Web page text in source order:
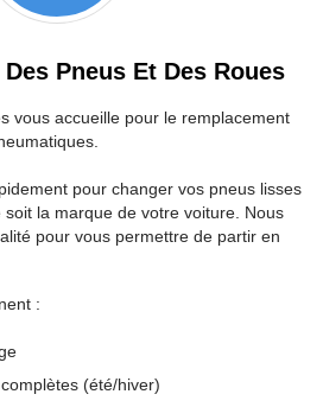
Pneus Et Des Roues
vous accueille pour le remplacement
pour changer vos pneus lisses
la marque de votre voiture. Nous
pour vous permettre de partir en
:
(été/hiver)